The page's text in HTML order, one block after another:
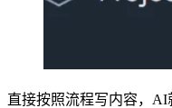
直接按照流程写内容，AI